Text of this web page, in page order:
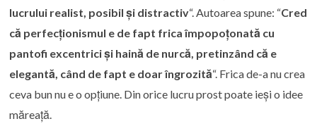
lucrului realist, posibil și distractiv“. Autoarea spune: “Cred
că perfecționismul e de fapt frica împopoțonată cu
pantofi excentrici și haină de nurcă, pretinzând că e
elegantă, când de fapt e doar îngrozită“. Frica de-a nu crea
ceva bun nu e o opțiune. Din orice lucru prost poate ieși o idee
măreață.